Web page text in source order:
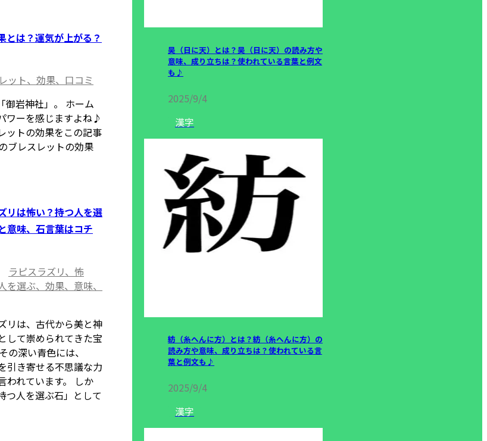
とは？運気が上がる？
ット、効果、口コミ
御岩神社」。 ホーム
ワーを感じますよね♪
ットの効果をこの記事
ブレスレットの効果
リは怖い？持つ人を選
意味、石言葉はコチ
ラピスラズリ、怖
を選ぶ、効果、意味、
リは、古代から美と神
して崇められてきた宝
の深い青色には、
引き寄せる不思議な力
われています。 しか
つ人を選ぶ石」として
昊（日に天）とは？昊（日に天）の読み方や
意味、成り立ちは？使われている言葉と例文
も♪
2025/9/4
漢字
紡（糸へんに方）とは？紡（糸へんに方）の
読み方や意味、成り立ちは？使われている言
葉と例文も♪
2025/9/4
漢字